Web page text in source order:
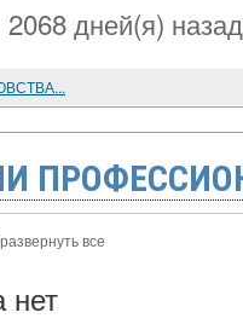
2068 дней(я) назад
развернуть все
нет